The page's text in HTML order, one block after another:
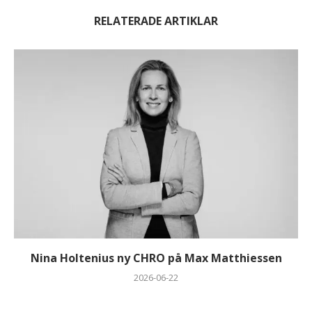
RELATERADE ARTIKLAR
Nina Holtenius ny CHRO på Max Matthiessen
2026-06-22